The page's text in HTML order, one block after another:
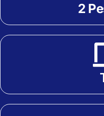
2